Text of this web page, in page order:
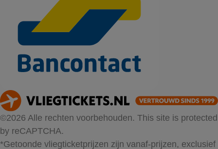
©2026 Alle rechten voorbehouden. This site is protected
by reCAPTCHA.
*Getoonde vliegticketprijzen zijn vanaf-prijzen, exclusief